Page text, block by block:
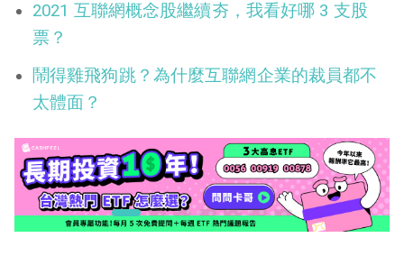
2021 互聯網概念股繼續夯，我看好哪 3 支股
票？
鬧得雞飛狗跳？為什麼互聯網企業的裁員都不
太體面？